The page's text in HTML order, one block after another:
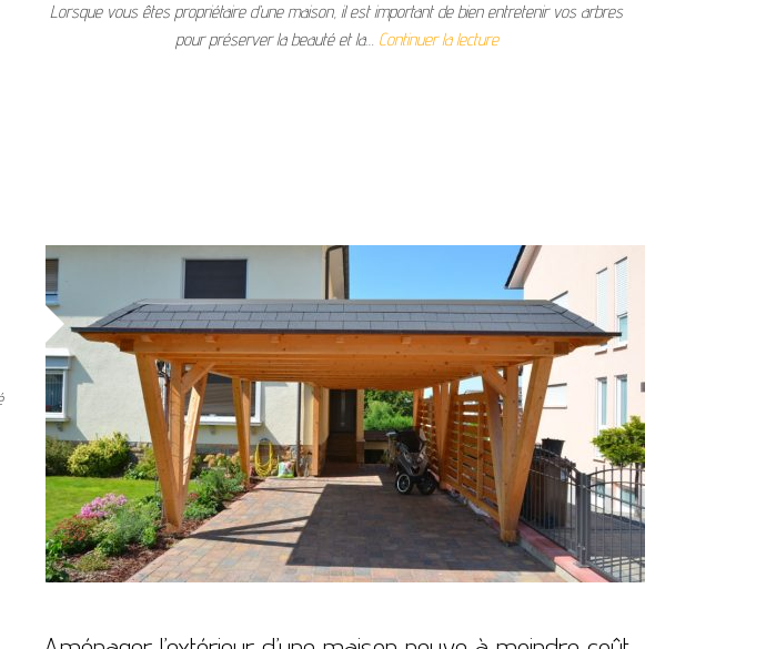
Lorsque vous êtes propriétaire d’une maison, il est important de bien entretenir vos arbres
pour préserver la beauté et la… Continuer la lecture